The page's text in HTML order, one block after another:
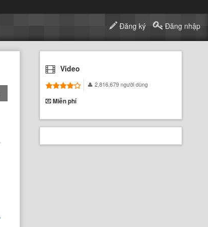
Đăng ký Đăng nhập
Video
2,816,679 người dùng
Miễn phí